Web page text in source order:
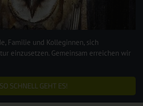
Familie und Kolleginnen, sich
einzusetzen. Gemeinsam erreichen wir
SO SCHNELL GEHT ES!